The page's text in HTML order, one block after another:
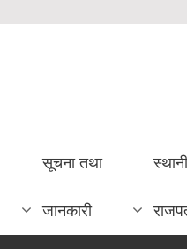
सूचना तथा
जानकारी